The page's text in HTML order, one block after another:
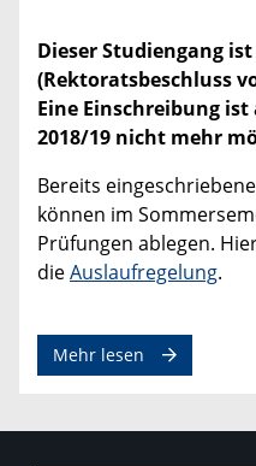
Dieser Studiengang
(Rektoratsbeschluss
Eine Einschreibung
2018/19 nicht mehr
Bereits
können im
Prüfungen ablegen.
dieAuslaufregelung.
Mehr lesen zum Thema